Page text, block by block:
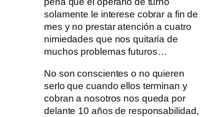
solamente le interese cobrar a fin de
mes y no prestar atención a cuatro
nimiedades que nos quitaría de
muchos problemas futuros…
No son conscientes o no quieren
serlo que cuando ellos terminan y
cobran a nosotros nos queda por
delante 10 años de responsabilidad,